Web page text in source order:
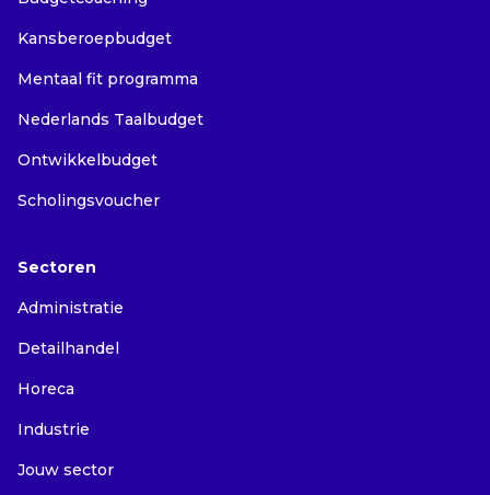
Kansberoepbudget
Mentaal fit programma
Nederlands Taalbudget
Ontwikkelbudget
Scholingsvoucher
Sectoren
Administratie
Detailhandel
Horeca
Industrie
Jouw sector